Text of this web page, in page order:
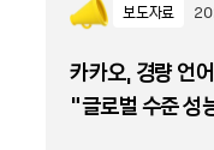
보도자료
카카오, 경량 언
“글로벌 수준 성